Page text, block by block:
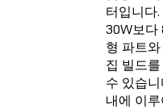
터입니다
30W보다
형 파트
집 빌드
수 있습
내에 이